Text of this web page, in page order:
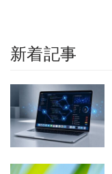
新着記事